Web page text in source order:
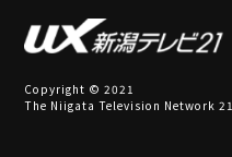
Copyright © 2021
The Niigata Television Network